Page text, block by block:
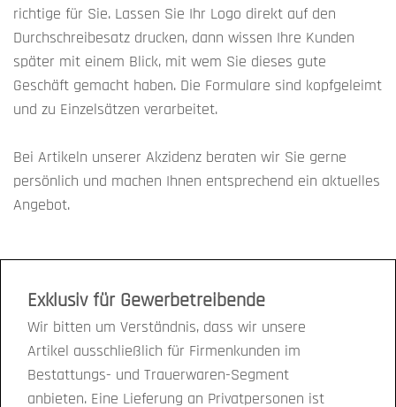
richtige für Sie. Lassen Sie Ihr Logo direkt auf den
Durchschreibesatz drucken, dann wissen Ihre Kunden
später mit einem Blick, mit wem Sie dieses gute
Geschäft gemacht haben. Die Formulare sind kopfgeleimt
und zu Einzelsätzen verarbeitet.
Bei Artikeln unserer Akzidenz beraten wir Sie gerne
persönlich und machen Ihnen entsprechend ein aktuelles
Angebot.
Exklusiv für Gewerbetreibende
Wir bitten um Verständnis, dass wir unsere
Artikel ausschließlich für Firmenkunden im
Bestattungs- und Trauerwaren-Segment
anbieten. Eine Lieferung an Privatpersonen ist